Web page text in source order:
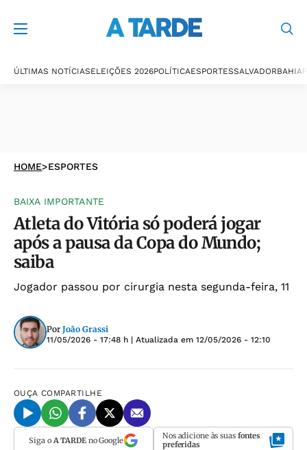
ÚLTIMAS NOTÍCIASELEIÇÕES 2026POLÍTICAESPORTESSALVADORBAHIA
HOME>ESPORTES
BAIXA IMPORTANTE
Atleta do Vitória só poderá jogar
após a pausa da Copa do Mundo;
saiba
Jogador passou por cirurgia nesta segunda-feira, 11
Por João Grassi
11/05/2026 - 17:48 h | Atualizada em 12/05/2026 - 12:10
OUÇA COMPARTILHE
Siga o A TARDEno Google Nos adicione às suas fontes
preferidas